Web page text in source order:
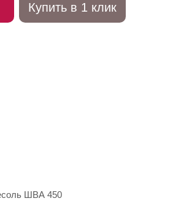
Купить в 1 клик
ШВА 450